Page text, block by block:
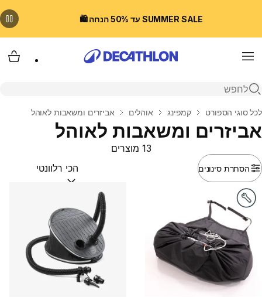
SUMMER SALE עד 50% הנחה 🛍️
Menu
פתיחת חיפוש
בית
לכל סוגי הספורט קמפינג אוהלים אביזרים ומשאבות לאוהל
אביזרים ומשאבות לאוהל
הסתרת סינונים
13 מוצרים
מיין לפי:(optional)